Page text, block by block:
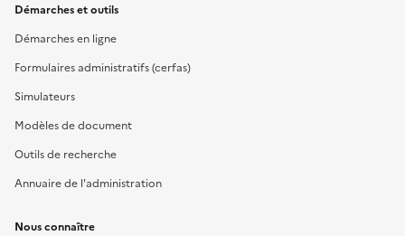
Démarches et outils
Démarches en ligne
Formulaires administratifs (cerfas)
Simulateurs
Modèles de document
Outils de recherche
Annuaire de l'administration
Nous connaître